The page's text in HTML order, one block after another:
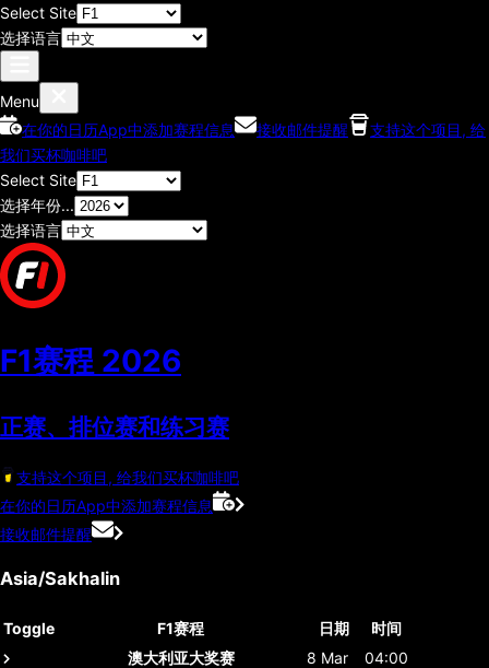
Select Site
选择语言
Menu
在你的日历App中添加赛程信息
接收邮件提醒
支持这个项目, 给
我们买杯咖啡吧
Select Site
选择年份...
选择语言
F1赛程 2026
正赛、排位赛和练习赛
支持这个项目, 给我们买杯咖啡吧
在你的日历App中添加赛程信息
接收邮件提醒
Asia/Sakhalin
Toggle F1赛程 日期
时间
澳大利亚大奖赛
8 Mar
04:00